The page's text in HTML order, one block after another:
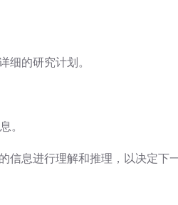
细的研究计划。
。
息进行理解和推理，以决定下